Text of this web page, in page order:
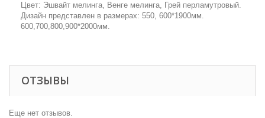
Цвет: Эшвайт мелинга, Венге мелинга, Грей перламутровый.
Дизайн представлен в размерах: 550, 600*1900мм.
600,700,800,900*2000мм.
ОТЗЫВЫ
Еще нет отзывов.